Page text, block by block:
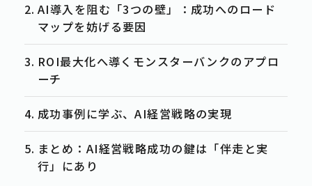
ACTION
DOWNLOAD-資料請求
RECRUIT-求人情報
PRIVACY POLICY
AI導入を阻む「3つの壁」：成功へのロード
マップを妨げる要因
ROI最大化へ導くモンスターバンクのアプロ
ーチ
成功事例に学ぶ、AI経営戦略の実現
まとめ：AI経営戦略成功の鍵は「伴走と実
行」にあり